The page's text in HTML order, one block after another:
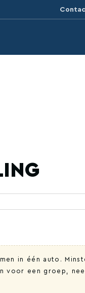
in één auto.
voor een groep,